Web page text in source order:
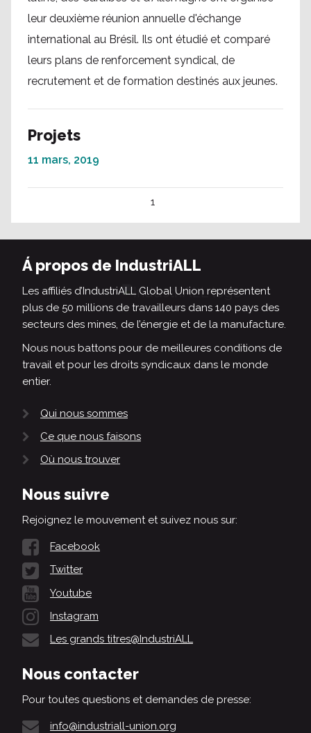
leur deuxième réunion annuelle d'échange
international au Brésil. Ils ont étudié et comparé
leurs plans de renforcement syndical, de
recrutement et de formation destinés aux jeunes.
Projets
11 mars, 2019
1
Á propos de IndustriALL
Les affiliés d’IndustriALL Global Union représentent
plus de 50 millions de travailleurs dans 140 pays des
secteurs des mines, de l’énergie et de la manufacture.
Nous nous battons pour de meilleures conditions de
travail et pour les droits syndicaux dans le monde
entier.
Qui nous sommes
Ce que nous faisons
Où nous trouver
Nous suivre
Rejoignez le mouvement et suivez nous sur:
Facebook
Twitter
Youtube
Instagram
Les grands titres@IndustriALL
Nous contacter
Pour toutes questions et demandes de presse:
info@industriall-union.org